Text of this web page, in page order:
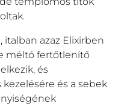
azaz Elixirben
méltó fertőtlenítő
és
és a sebek